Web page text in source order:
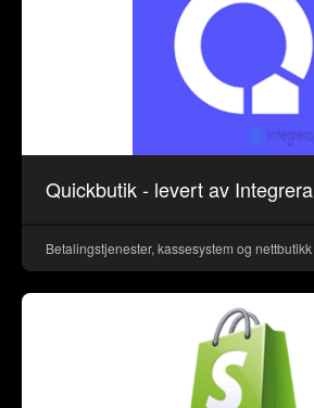
Quickbutik - levert av Integrera
Betalingstjenester, kassesystem og nettbutikk